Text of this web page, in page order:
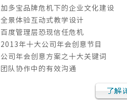
加多宝品牌危机下的企业文化建设
全景体验互动式教学设计
百度管理层恐现信任危机
2013年十大公司年会创意节目
公司年会创意方案之十大关键词
团队协作中的有效沟通